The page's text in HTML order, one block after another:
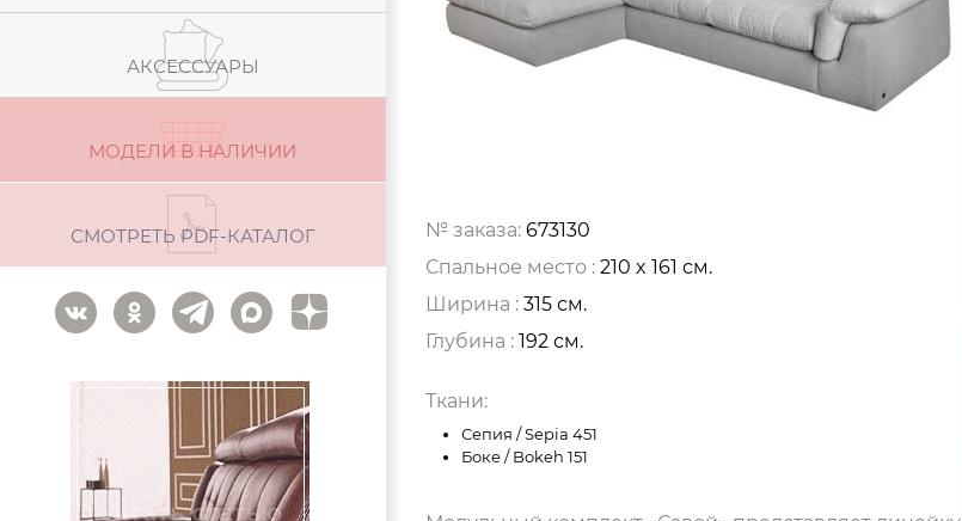
АКСЕССУАРЫ
МОДЕЛИ В НАЛИЧИИ
СМОТРЕТЬ PDF-КАТАЛОГ № заказа: 673130
Спальное место : 210 x 161 см.
Ширина : 315 см.
Глубина : 192 см.
Ткани:
Сепия / Sepia 451
Боке / Bokeh 151